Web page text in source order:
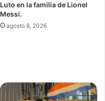
Luto en la familia de Lionel
Messi.
agosto 8, 2026